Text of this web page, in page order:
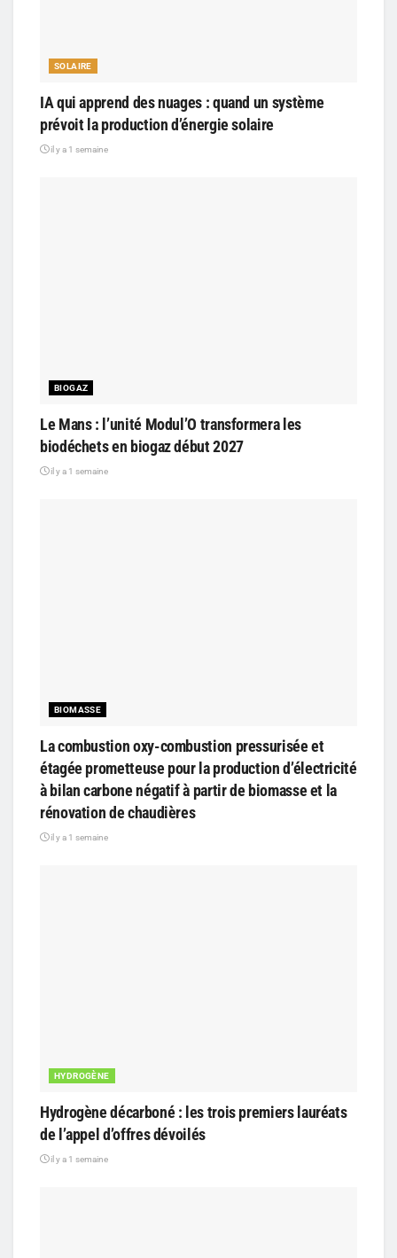
SOLAIRE
IA qui apprend des nuages : quand un système
prévoit la production d’énergie solaire
il y a 1 semaine
BIOGAZ
Le Mans : l’unité Modul’O transformera les
biodéchets en biogaz début 2027
il y a 1 semaine
BIOMASSE
La combustion oxy-combustion pressurisée et
étagée prometteuse pour la production d’électricité
à bilan carbone négatif à partir de biomasse et la
rénovation de chaudières
il y a 1 semaine
HYDROGÈNE
Hydrogène décarboné : les trois premiers lauréats
de l’appel d’offres dévoilés
il y a 1 semaine